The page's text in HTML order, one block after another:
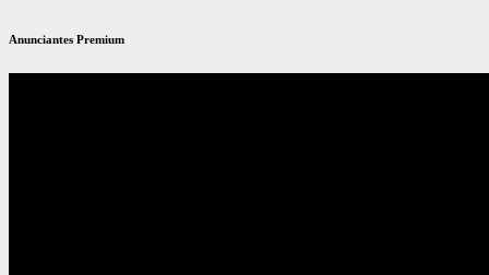
Anunciantes Premium